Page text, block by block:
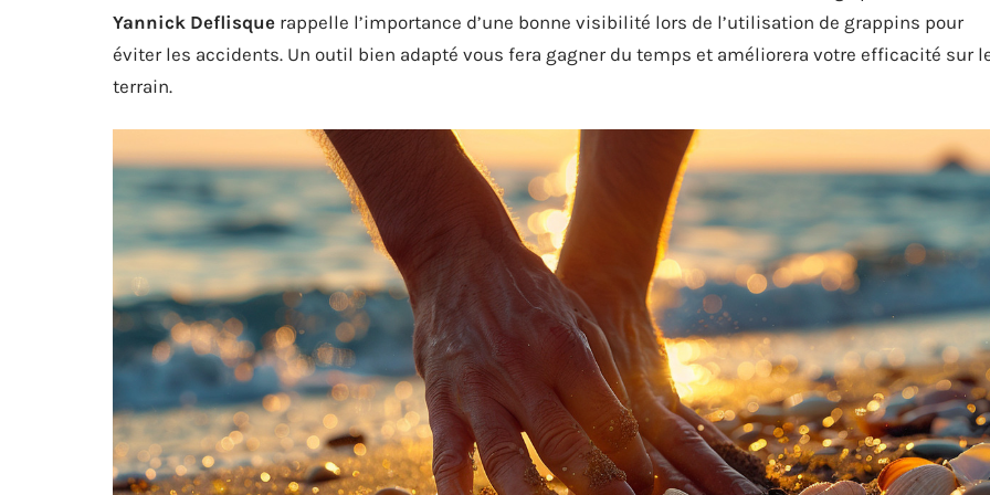
Yannick Deflisque rappelle l’importance d’une bonne visibilité lors de l’utilisation de grappins pour
éviter les accidents. Un outil bien adapté vous fera gagner du temps et améliorera votre efficacité sur
terrain.